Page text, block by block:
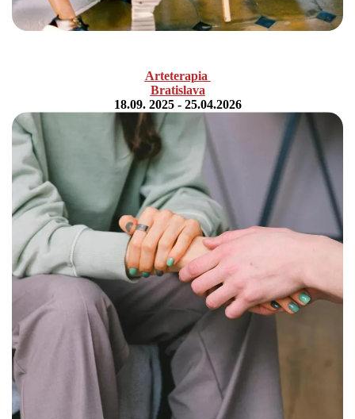
Arteterapia
Bratislava
18.09. 2025 - 25.04.2026